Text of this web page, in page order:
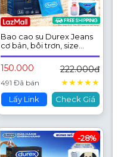
Bao cao su Durex Jeans
cơ bản, bôi trơn, size
52.5mm, hộp 12 bao
150.000 222.000đ
491 Đã bán ★★★★★
Lấy Link Check Giá
-28%